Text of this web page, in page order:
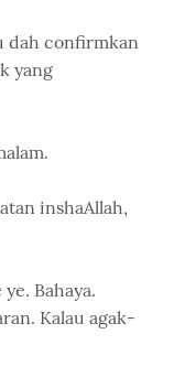
dah confirmkan
yang
inshaAllah,
Bahaya.
Kalau agak-